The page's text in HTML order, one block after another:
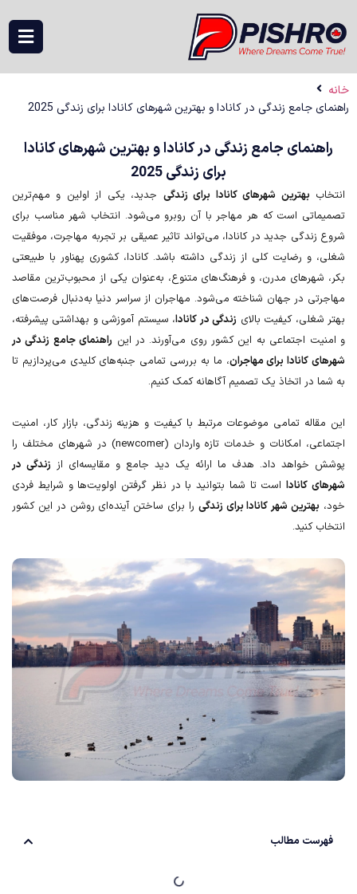
جامع زندگی در کانادا و بهترین شهرهای کانادا برای زندگی 2025
جامع زندگی در کانادا و بهترین شهرهای کانادا
برای زندگی 2025
بهترین شهرهای کانادا برای زندگیجدید، یکی از اولین و مهم‌ترین
است که هر مهاجر با آن روبرو می‌شود. انتخاب شهر مناسب برای
جدید در کانادا، می‌تواند تاثیر عمیقی بر تجربه مهاجرت، موفقیت
رضایت کلی از زندگی داشته باشد. کانادا، کشوری پهناور با طبیعتی
مدرن، و فرهنگ‌های متنوع، به‌عنوان یکی از محبوب‌ترین مقاصد
در جهان شناخته می‌شود. مهاجران از سراسر دنیا به‌دنبال فرصت‌های
کیفیت بالایزندگی در کانادا، سیستم آموزشی و بهداشتی پیشرفته،
اجتماعی به این کشور روی می‌آورند. در اینراهنمای جامع زندگی در
کانادا برای مهاجران، ما به بررسی تمامی جنبه‌های کلیدی می‌پردازیم تا
در اتخاذ یک تصمیم آگاهانه کمک کنیم.
تمامی موضوعات مرتبط با کیفیت و هزینه زندگی، بازار کار، امنیت
اجتماعی، امکانات و خدمات تازه واردان (newcomer) در شهرهای مختلف را
داد. هدف ما ارائه یک دید جامع و مقایسه‌ای اززندگی در
کانادااست تا شما بتوانید با در نظر گرفتن اولویت‌ها و شرایط فردی
شهر کانادا برای زندگیرا برای ساختن آینده‌ای روشن در این کشور
کنید.
مطالب